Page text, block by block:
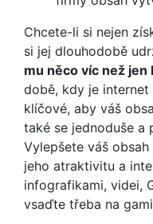
Chcete-li si nejen
si jej dlouhodobě
mu něco víc než
době, kdy je
klíčové, aby váš
také se jednoduše a
Vylepšete váš
jeho atraktivitu a
infografikami, videi,
vsaďte třeba na